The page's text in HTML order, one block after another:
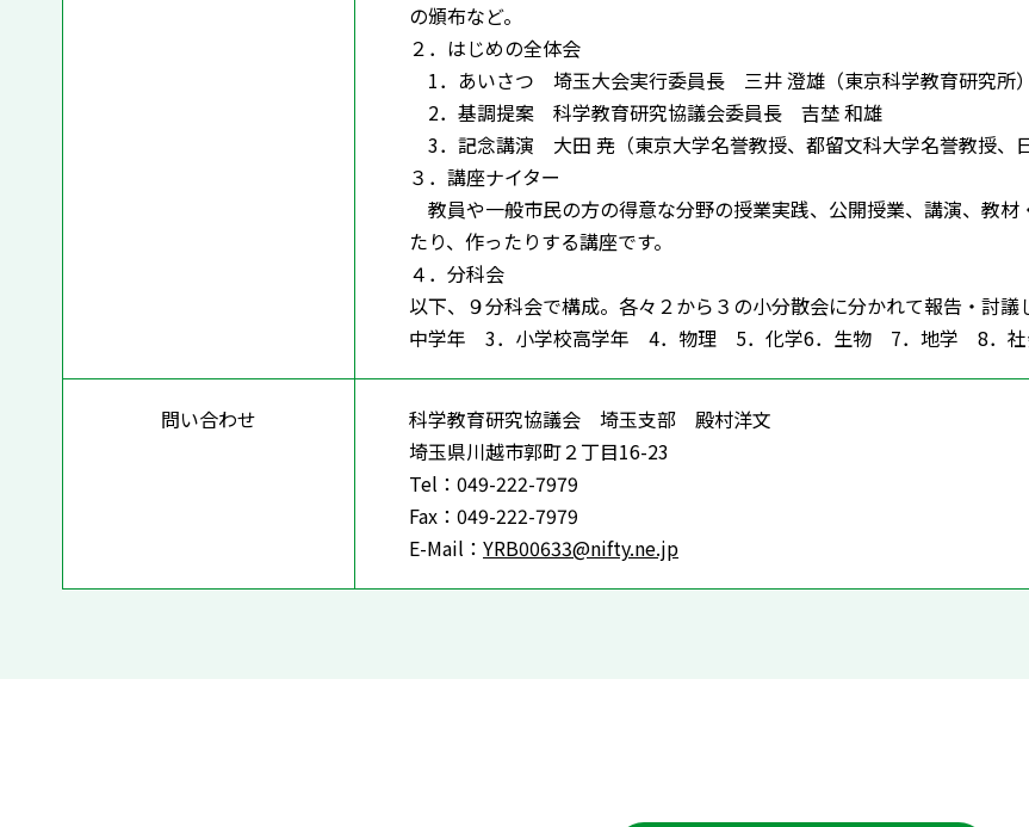
の頒布など。
２．はじめの全体会
1．あいさつ 埼玉大会実行委員長 三井 澄雄（東京科学教育研究所）
2．基調提案 科学教育研究協議会委員長 吉埜 和雄
3．記念講演 大田 尭（東京大学名誉教授、都留文科大学名誉教授、
３．講座ナイター
教員や一般市民の方の得意な分野の授業実践、公開授業、講演、教
たり、作ったりする講座です。
４．分科会
以下、９分科会で構成。各々２から３の小分散会に分かれて報告・討
中学年 3．小学校高学年 4．物理 5．化学6．生物 7．地学 8．社
問い合わせ
科学教育研究協議会 埼玉支部 殿村洋文
埼玉県川越市郭町２丁目16-23
Tel：049-222-7979
Fax：049-222-7979
E-Mail： YRB00633@nifty.ne.jp